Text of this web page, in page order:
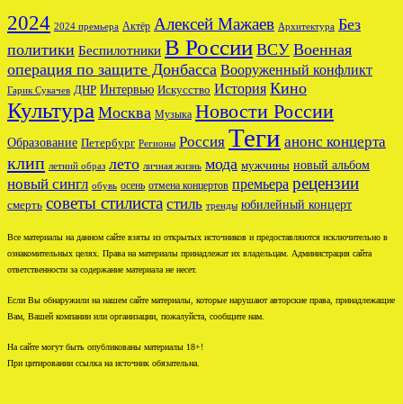
2024 2024 премьера Актёр Алексей Мажаев Архитектура Без
политики Беспилотники В России ВСУ Военная
операция по защите Донбасса Вооруженный конфликт
Гарик Сукачев ДНР Интервью Искусство История Кино
Культура Москва Музыка Новости России
Образование Петербург Регионы Россия Теги анонс концерта
клип летний образ лето личная жизнь мода мужчины новый альбом
новый сингл обувь осень отмена концертов премьера рецензии
смерть советы стилиста стиль тренды юбилейный концерт
Все материалы на данном сайте взяты из открытых источников и предоставляются исключительно в
ознакомительных целях. Права на материалы принадлежат их владельцам. Администрация сайта
ответственности за содержание материала не несет.
Если Вы обнаружили на нашем сайте материалы, которые нарушают авторские права, принадлежащие
Вам, Вашей компании или организации, пожалуйста, сообщите нам.
На сайте могут быть опубликованы материалы 18+!
При цитировании ссылка на источник обязательна.